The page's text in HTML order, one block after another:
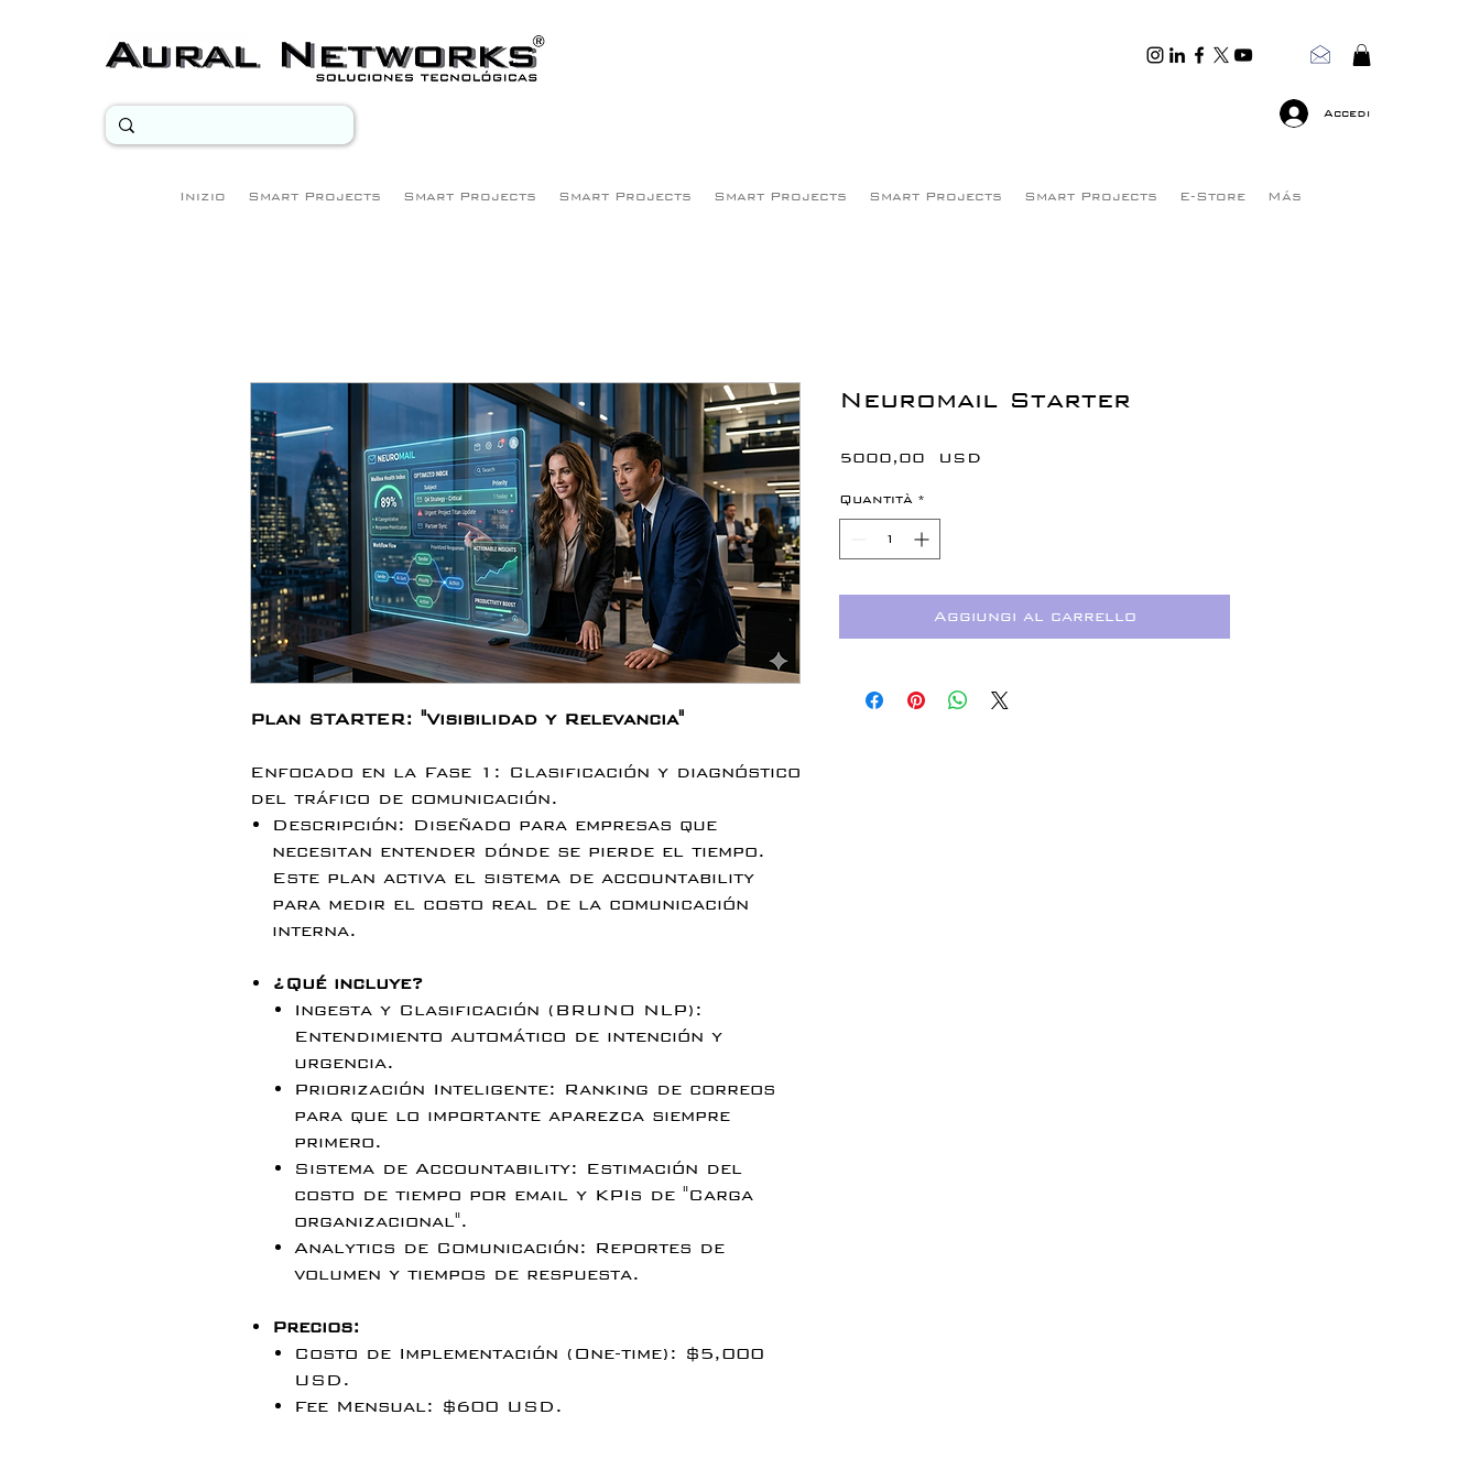
Accedi
Inizio Smart Projects Smart Projects Smart Projects Smart Projects Smart Projects Smart Projects E-Store Más
Plan STARTER: "Visibilidad y Relevancia"
Enfocado en la Fase 1: Clasificación y diagnóstico
del tráfico de comunicación.
Descripción: Diseñado para empresas que
necesitan entender dónde se pierde el tiempo.
Este plan activa el sistema de accountability
para medir el costo real de la comunicación
interna.
¿Qué incluye?
Ingesta y Clasificación (BRUNO NLP):
Entendimiento automático de intención y
urgencia.
Priorización Inteligente: Ranking de correos
para que lo importante aparezca siempre
primero.
Sistema de Accountability: Estimación del
costo de tiempo por email y KPIs de "Carga
organizacional".
Analytics de Comunicación: Reportes de
volumen y tiempos de respuesta.
Precios:
Costo de Implementación (One-time): $5,000
USD.
Fee Mensual: $600 USD.
Neuromail Starter
5000,00 USD
Quantità *
Aggiungi al carrello